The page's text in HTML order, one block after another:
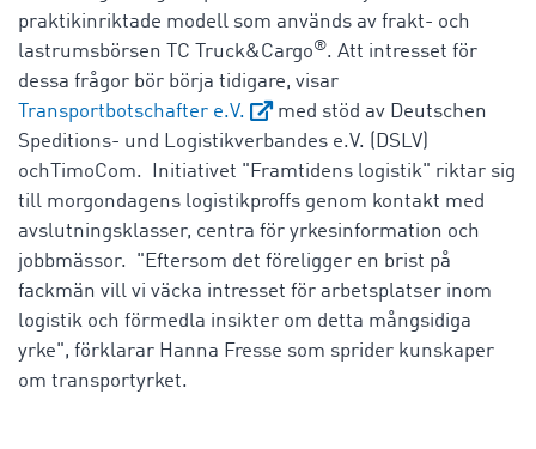
praktikinriktade modell som används av frakt- och
lastrumsbörsen TC Truck&Cargo®. Att intresset för
dessa frågor bör börja tidigare, visar
Transportbotschafter e.V.
med stöd av Deutschen
Speditions- und Logistikverbandes e.V. (DSLV)
ochTimoCom. Initiativet "Framtidens logistik" riktar sig
till morgondagens logistikproffs genom kontakt med
avslutningsklasser, centra för yrkesinformation och
jobbmässor. "Eftersom det föreligger en brist på
fackmän vill vi väcka intresset för arbetsplatser inom
logistik och förmedla insikter om detta mångsidiga
yrke", förklarar Hanna Fresse som sprider kunskaper
om transportyrket.